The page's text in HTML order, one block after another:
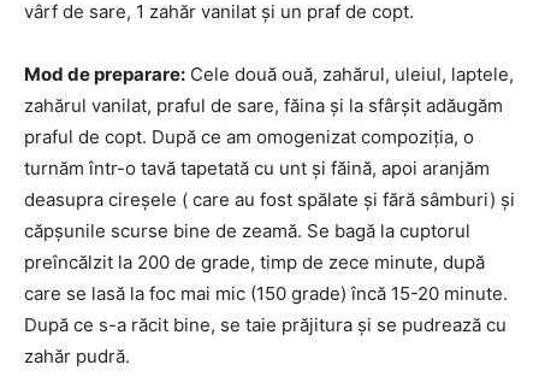
vârf de sare, 1 zahăr vanilat și un praf de copt.
Mod de preparare: Cele două ouă, zahărul, uleiul, laptele,
zahărul vanilat, praful de sare, făina și la sfârșit adăugăm
praful de copt. După ce am omogenizat compoziția, o
turnăm într-o tavă tapetată cu unt și făină, apoi aranjăm
deasupra cireșele ( care au fost spălate și fără sâmburi) și
căpșunile scurse bine de zeamă. Se bagă la cuptorul
preîncălzit la 200 de grade, timp de zece minute, după
care se lasă la foc mai mic (150 grade) încă 15-20 minute.
După ce s-a răcit bine, se taie prăjitura și se pudrează cu
zahăr pudră.